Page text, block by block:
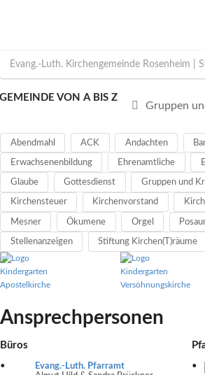
Evang.-Luth. Kirchengemeinde Rosenheim |
GEMEINDE VON A BIS Z
Gruppen
Abendmahl ACK Andachten
Erwachsenenbildung Ehrenamtliche
Glaube Gottesdienst Gruppen und
Kirchensteuer Kirchenvorstand
Mesner Ökumene Orgel
Stellenanzeigen Stiftung Kirchen(T)räume
Ansprechpersonen
Büros
Evang.-Luth. Pfarramt